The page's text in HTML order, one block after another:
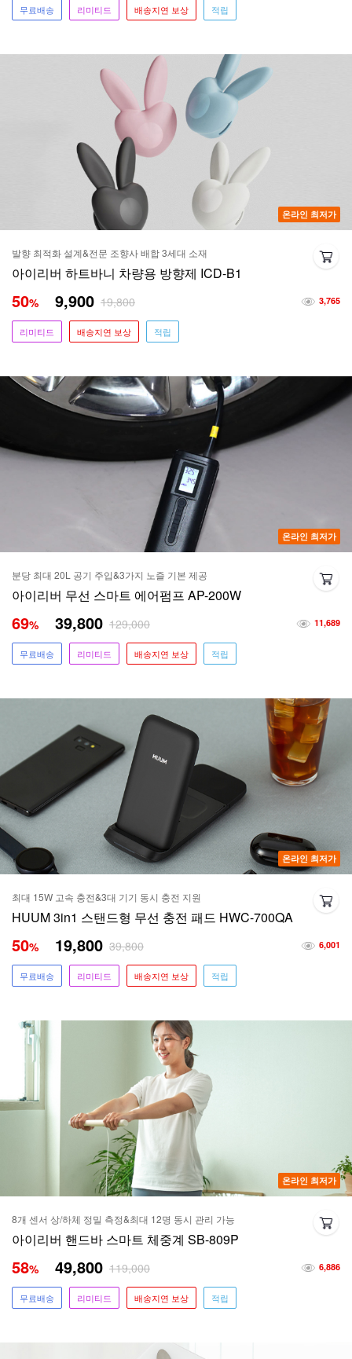
무료배송 리미티드 배송지연 보상 적립
온라인 최저가
발향 최적화 설계&전문 조향사 배합 3세대 소재
아이리버 하트바니 차량용 방향제 ICD-B1
3,765
50% 9,900 19,800
리미티드 배송지연 보상 적립
온라인 최저가
분당 최대 20L 공기 주입&3가지 노즐 기본 제공
아이리버 무선 스마트 에어펌프 AP-200W
11,689
69% 39,800 129,000
무료배송 리미티드 배송지연 보상 적립
온라인 최저가
최대 15W 고속 충전&3대 기기 동시 충전 지원
HUUM 3in1 스탠드형 무선 충전 패드 HWC-700QA
6,001
50% 19,800 39,800
무료배송 리미티드 배송지연 보상 적립
온라인 최저가
8개 센서 상/하체 정밀 측정&최대 12명 동시 관리 가능
아이리버 핸드바 스마트 체중계 SB-809P
6,886
58% 49,800 119,000
무료배송 리미티드 배송지연 보상 적립